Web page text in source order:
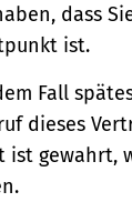
dass
ist.
Fall
dieses
ist gewahrt,